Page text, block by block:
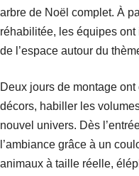
arbre de Noël complet. À
réhabilitée, les équipes
de l’espace autour du
Deux jours de montage
décors, habiller les
nouvel univers. Dès
l’ambiance grâce à un
animaux à taille réelle,